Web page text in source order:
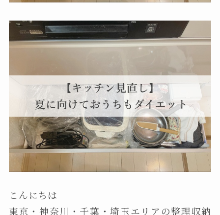
こんにちは
東京・神奈川・千葉・埼玉エリアの整理収納